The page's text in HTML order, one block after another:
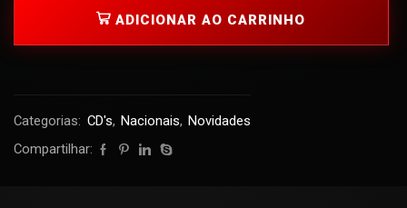
ADICIONAR AO CARRINHO
Categorias: CD's, Nacionais, Novidades
Compartilhar: